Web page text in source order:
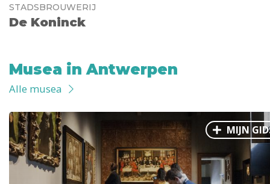
STADSBROUWERIJ
De Koninck
Musea in Antwerpen
Alle musea
MIJN